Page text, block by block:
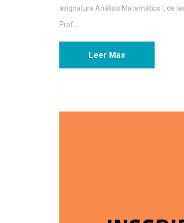
asignatura Análisis Matemático I, de
Prof....
Leer Mas